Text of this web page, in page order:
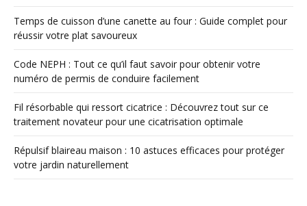
Temps de cuisson d’une canette au four : Guide complet pour
réussir votre plat savoureux
Code NEPH : Tout ce qu’il faut savoir pour obtenir votre
numéro de permis de conduire facilement
Fil résorbable qui ressort cicatrice : Découvrez tout sur ce
traitement novateur pour une cicatrisation optimale
Répulsif blaireau maison : 10 astuces efficaces pour protéger
votre jardin naturellement